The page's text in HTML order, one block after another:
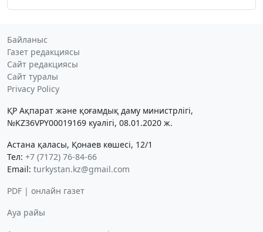
Байланыс
Газет редакциясы
Сайт редакциясы
Сайт туралы
Privacy Policy
ҚР Ақпарат және қоғамдық даму министрлігі,
№KZ36VPY00019169 куәлігі, 08.01.2020 ж.
Астана қаласы, Қонаев көшесі, 12/1
Тел: +7 (7172) 76-84-66
Email: turkystan.kz@gmail.com
PDF | онлайн газет
Ауа райы